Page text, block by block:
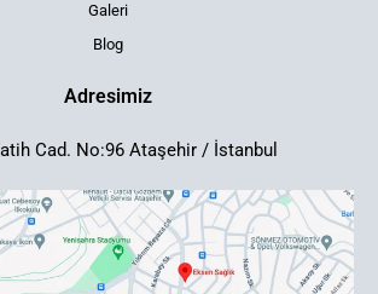
Galeri
Blog
Adresimiz
Cad. No:96 Ataşehir / İstanbul